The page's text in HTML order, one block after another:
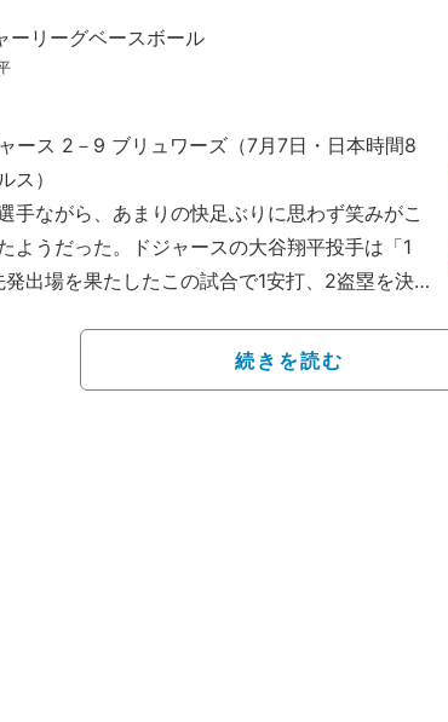
ーリーグベースボール
ャース 2－9 ブリュワーズ（7月7日・日本時間8
ス）
手ながら、あまりの快足ぶりに思わず笑みがこ
ようだった。ドジャースの大谷翔平投手は「1
出場を果たしたこの試合で1安打、2盗塁を決
り取りが話題になっている。
で塁上“笑撃”の珍事
続きを読む